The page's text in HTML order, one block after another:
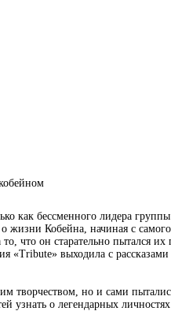
как бессменного лидера
Кобейна, начиная с
что он старательно пытался
выходила с рассказами
творчеством, но и сами
о легендарных